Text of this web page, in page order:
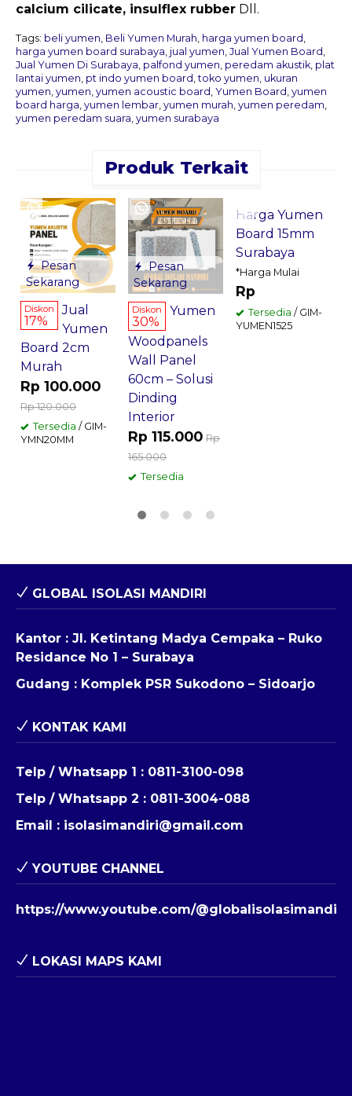
calcium cilicate, insulflex rubber Dll.
Tags: beli yumen Beli Yumen Murah harga yumen board
harga yumen board surabaya jual yumen Jual Yumen Board
Jual Yumen Di Surabaya palfond yumen peredam akustik plat
lantai yumen pt indo yumen board ,toko yumen ukuran
yumen yumen yumen acoustic board Yumen Board yumen
board harga yumen lembar yumen murah yumen peredam
yumen peredam suara yumen surabaya
Produk Terkait
Pesan
Sekarang
Diskon
17%
Jual
Yumen
Board 2cm
Murah
Rp 100.000
Rp 120.000
Tersedia / GIM-
YMN20MM
Pesan
Sekarang
Diskon
30%
Yumen
Woodpanels
Wall Panel
60cm – Solusi
Dinding
Interior
Rp 115.000 Rp
165.000
Tersedia
Harga Yumen
Board 15mm
Surabaya
*Harga Mulai
Rp
Tersedia / GIM-
YUMEN1525
GLOBAL ISOLASI MANDIRI
Kantor : Jl. Ketintang Madya Cempaka – Ruko
Residance No 1 – Surabaya
Gudang : Komplek PSR Sukodono – Sidoarjo
KONTAK KAMI
Telp / Whatsapp 1 : 0811-3100-098
Telp / Whatsapp 2 : 0811-3004-088
Email : isolasimandiri@gmail.com
YOUTUBE CHANNEL
https://www.youtube.com/@globalisolasimandiri
LOKASI MAPS KAMI